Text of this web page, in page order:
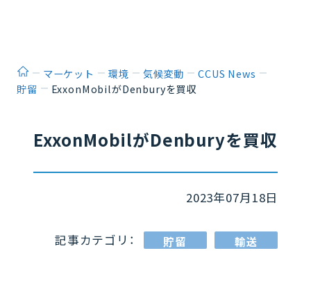
ホームマーケット 環境 気候変動
CCUS News
貯留
ExxonMobilがDenburyを買収
ExxonMobilがDenburyを買収
2023年07月18日
記事カテゴリ： 貯留 輸送